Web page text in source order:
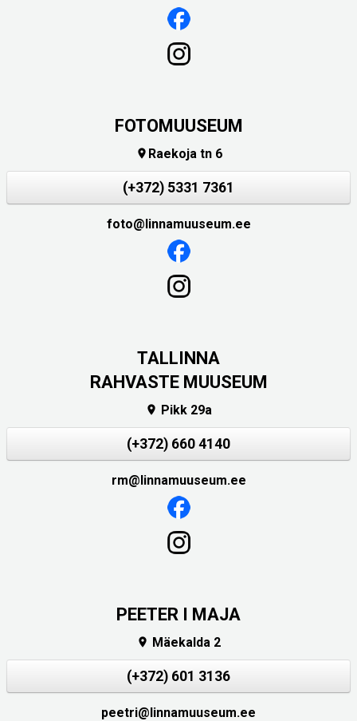
FOTOMUUSEUM
 Raekoja tn 6
(+372) 5331 7361
foto@linnamuuseum.ee
TALLINNA
RAHVASTE MUUSEUM
 Pikk 29a
(+372) 660 4140
rm@linnamuuseum.ee
PEETER I MAJA
 Mäekalda 2
(+372) 601 3136
peetri@linnamuuseum.ee